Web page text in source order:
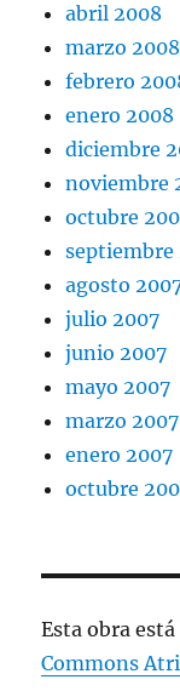
abril 2008
marzo 2008
febrero
enero 2008
diciembre
noviembre
octubre
septiembre
agosto
julio 2007
junio 2007
mayo 2007
marzo 2007
enero 2007
octubre
Esta obra
Commons